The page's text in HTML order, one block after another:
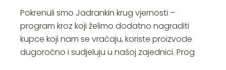
Pokrenuli smo Jadrankin krug vjernosti –
program kroz koji želimo dodatno nagraditi
kupce koji nam se vraćaju, koriste proizvode
dugoročno i sudjeluju u našoj zajednici. Prog